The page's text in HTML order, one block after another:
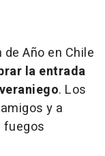
Año en Chile
la entrada
. Los
y a
fuegos